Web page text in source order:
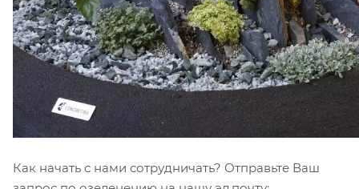
Как начать с нами сотрудничать? Отправьте Ваш